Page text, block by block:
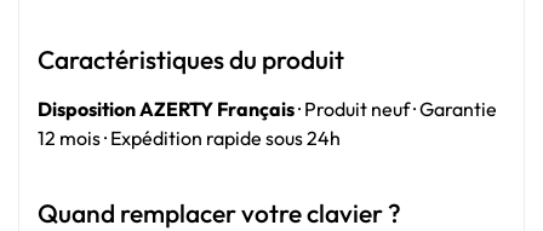
Caractéristiques du produit
Disposition AZERTY Français· Produit neuf · Garantie
12 mois · Expédition rapide sous 24h
Quand remplacer votre clavier ?